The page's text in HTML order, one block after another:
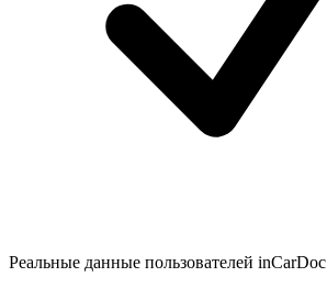
Реальные данные пользователей inCarDoc